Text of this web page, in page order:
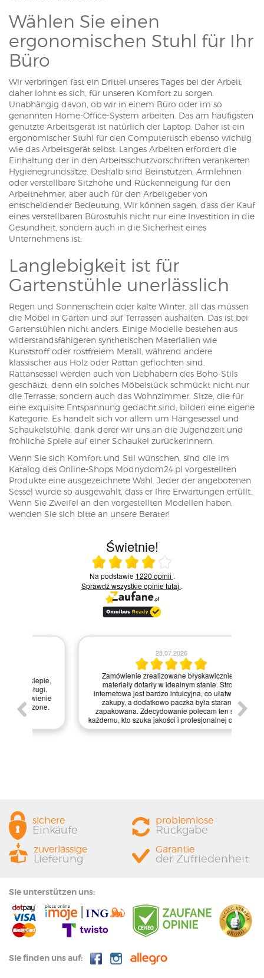
Wählen Sie einen
ergonomischen Stuhl für Ihr
Büro
Wir verbringen fast ein Drittel unseres Tages bei der Arbeit,
daher lohnt es sich, für unseren Komfort zu sorgen.
Unabhängig davon, ob wir in einem Büro oder im so
genannten Home-Office-System arbeiten. Das am häufigsten
genutzte Arbeitsgerät ist natürlich der Laptop. Daher ist ein
ergonomischer Stuhl für den Computertisch ebenso wichtig
wie das Arbeitsgerät selbst. Langes Arbeiten erfordert die
Einhaltung der in den Arbeitsschutzvorschriften verankerten
Hygienegrundsätze. Deshalb sind Beinstützen, Armlehnen
oder verstellbare Sitzhöhe und Rückenneigung für den
Arbeitnehmer, aber auch für den Arbeitgeber von
entscheidender Bedeutung. Wir können sagen, dass der Kauf
eines verstellbaren Bürostuhls nicht nur eine Investition in die
Gesundheit, sondern auch in die Sicherheit eines
Unternehmens ist.
Langlebigkeit ist für
Gartenstühle unerlässlich
Regen und Sonnenschein oder kalte Winter, all das müssen
die Möbel in Gärten und auf Terrassen aushalten. Das ist bei
Gartenstühlen nicht anders. Einige Modelle bestehen aus
widerstandsfähigeren synthetischen Materialien wie
Kunststoff oder rostfreiem Metall, während andere
klassischer aus Holz oder Rattan geflochten sind.
Rattansessel werden auch von Liebhabern des Boho-Stils
geschätzt, denn ein solches Möbelstück schmückt nicht nur
die Terrasse, sondern auch das Wohnzimmer. Sitze, die für
eine exquisite Entspannung gedacht sind, bilden eine eigene
Kategorie. Es handelt sich vor allem um Hängesessel und
Schaukelstühle, dank derer wir uns an die Jugendzeit und
fröhliche Spiele auf einer Schaukel zurückerinnern.
Wenn Sie sich Komfort und Stil wünschen, sind die im
Katalog des Online-Shops Modnydom24.pl vorgestellten
Produkte eine ausgezeichnete Wahl. Jeder der angebotenen
Sessel wurde so ausgewählt, dass er Ihre Erwartungen erfüllt.
Wenn Sie Zweifel an den vorgestellten Modellen haben,
wenden Sie sich bitte an unsere Berater!
Świetnie!
Ocena średnia 4 na 5
Na podstawie 1220 opinii .
Sprawdź wszystkie opinietutaj .
Zamówienie zrealizowane błyskawicznie, a
materiały dotarły w idealnym stanie. Strona
internetowa jest bardzo intuicyjna, co ułatwiło mi
zakupy, a dodatkowo paczka była starannie
zapakowana. Zdecydowanie polecam ten sklep
każdemu, kto szuka jakości i profesjonalnej obsługi!
sichere
Einkäufe
problemlose
Rückgabe
zuverlässige
Lieferung
Garantie
der Zufriedenheit
Sie unterstützen uns:
Sie finden uns auf: